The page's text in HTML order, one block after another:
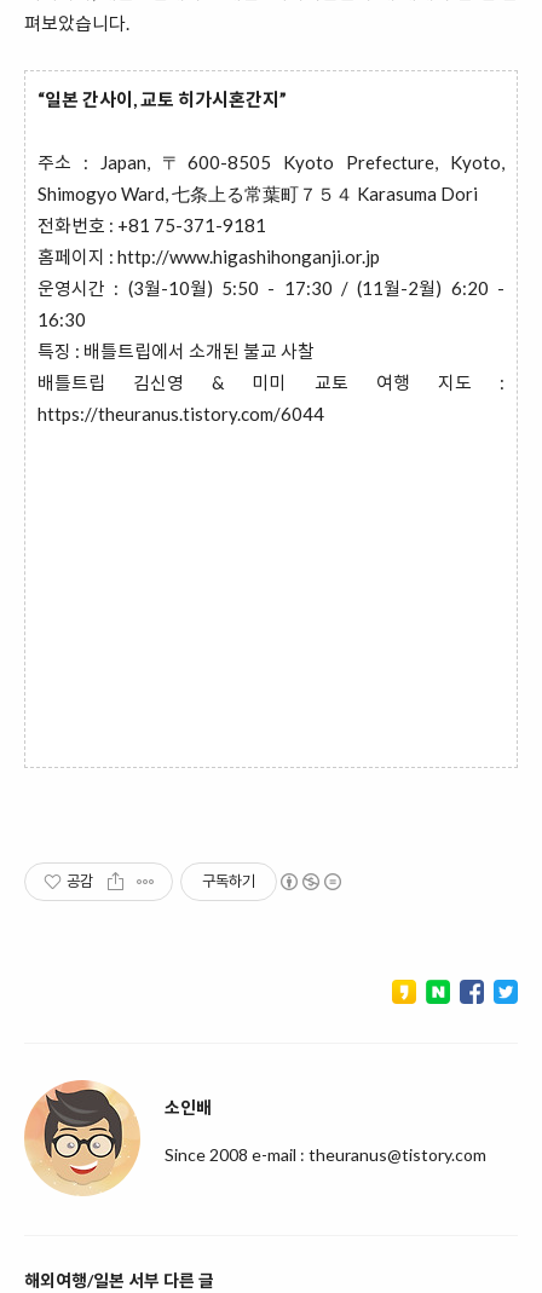
펴보았습니다.
“일본 간사이, 교토 히가시혼간지”
주소 : Japan, 〒600-8505 Kyoto Prefecture, Kyoto,
Shimogyo Ward, 七条上る常葉町７５４ Karasuma Dori
전화번호 : +81 75-371-9181
홈페이지 : http://www.higashihonganji.or.jp
운영시간 : (3월-10월) 5:50 - 17:30 / (11월-2월) 6:20 -
16:30
특징 : 배틀트립에서 소개된 불교 사찰
배틀트립 김신영 & 미미 교토 여행 지도 :
https://theuranus.tistory.com/6044
공감 구독하기
소인배
Since 2008 e-mail : theuranus@tistory.com
해외여행/일본 서부 다른 글